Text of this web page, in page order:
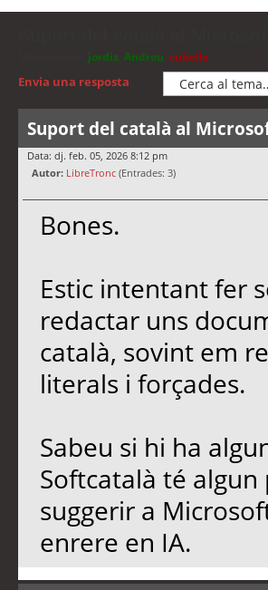
jordis Andreu cubells
Envia una resposta
Suport del català al
Data: dj. feb. 05, 2026 8:12 pm
Autor: LibreTronc (Entrades: 3)
Bones.
Estic intentant fer
redactar uns
català, sovint em
literals i forçades.
Sabeu si hi ha
Softcatalà té
suggerir a
enrere en IA.